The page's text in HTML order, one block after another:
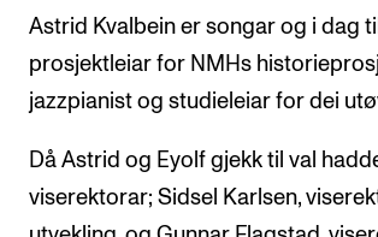
INFO
Kontakt oss
Astrid Kvalbein er songar og i dag
prosjektleiar for NMHs
jazzpianist og studieleiar for dei
Då Astrid og Eyolf gjekk til val
viserektorar; Sidsel Karlsen,